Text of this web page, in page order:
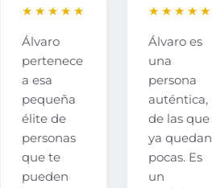
★★★★★
Álvaro
pertenece
a esa
pequeña
élite de
personas
que te
pueden
★★★★★
Álvaro es
una
persona
auténtica,
de las que
ya quedan
pocas. Es
un